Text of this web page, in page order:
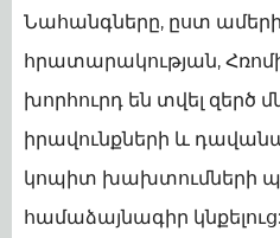
Նահանգները, ըստ
հրատարակության,
խորհուրդ են տվել զերծ
իրավունքների և
կոպիտ խախտումների
համաձայնագիր կնքելուց: